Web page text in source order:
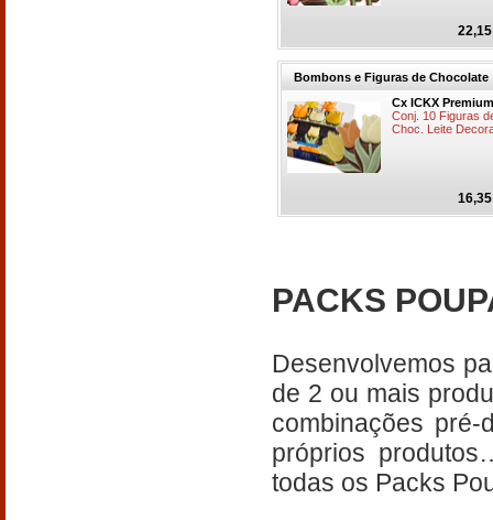
Bombons e Figuras de Chocolate
Cx ICKX
Conj. 10 Figuras
Choc. Leite
PACKS
Desenvolvemos
de 2 ou mais
combinações
próprios
todas os Packs